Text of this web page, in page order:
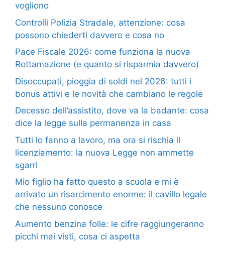
vogliono
Controlli Polizia Stradale, attenzione: cosa
possono chiederti davvero e cosa no
Pace Fiscale 2026: come funziona la nuova
Rottamazione (e quanto si risparmia davvero)
Disoccupati, pioggia di soldi nel 2026: tutti i
bonus attivi e le novità che cambiano le regole
Decesso dell’assistito, dove va la badante: cosa
dice la legge sulla permanenza in casa
Tutti lo fanno a lavoro, ma ora si rischia il
licenziamento: la nuova Legge non ammette
sgarri
Mio figlio ha fatto questo a scuola e mi è
arrivato un risarcimento enorme: il cavillo legale
che nessuno conosce
Aumento benzina folle: le cifre raggiungeranno
picchi mai visti, cosa ci aspetta